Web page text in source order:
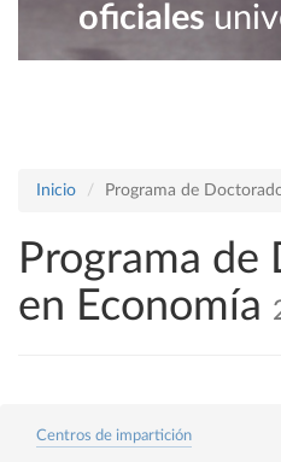
oficiales
Inicio Programa de
Programa de
en Economía
Centros de impartición